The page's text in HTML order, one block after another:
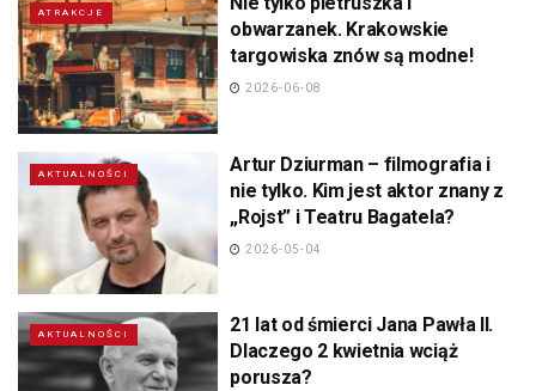
ATRAKCJE
obwarzanek. Krakowskie
targowiska znów są modne!
2026-06-08
AKTUALNOŚCI
Artur Dziurman – filmografia i
nie tylko. Kim jest aktor znany z
„Rojst” i Teatru Bagatela?
2026-05-04
AKTUALNOŚCI
21 lat od śmierci Jana Pawła II.
Dlaczego 2 kwietnia wciąż
porusza?